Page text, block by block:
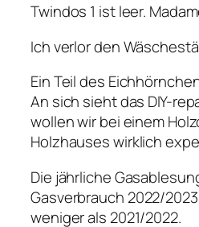
Twindos 1 ist leer.
Ich verlor den
Ein Teil des
An sich sieht das DIY-
wollen wir bei einem
Holzhauses wirklich
Die jährliche
Gasverbrauch 2022/
weniger als 2021/2022.